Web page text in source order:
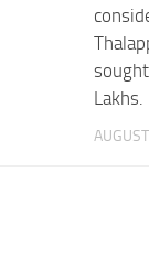
Lakhs.